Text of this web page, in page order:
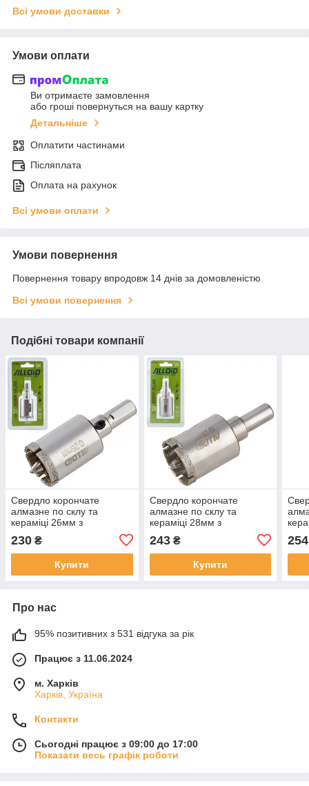
Всі умови доставки
Умови оплати
Ви отримаєте замовлення
або гроші повернуться на вашу картку
Детальніше
Оплатити частинами
Післяплата
Оплата на рахунок
Всі умови оплати
Умови повернення
Повернення товару впродовж 14 днів за домовленістю
Всі умови повернення
Подібні товари компанії
Свердло корончате
алмазне по склу та
кераміці 26мм з
центрувальним свердлом
Alloid
230 ₴
Купити
Свердло корончате
алмазне по склу та
кераміці 28мм з
центрувальним свердлом
Alloid
243₴
Купити
254
Про нас
95% позитивних з 531 відгука за рік
Працює з 11.06.2024
м. Харків
Харків, Україна
Контакти
Сьогодні працює з 09:00 до 17:00
Показати весь графік роботи